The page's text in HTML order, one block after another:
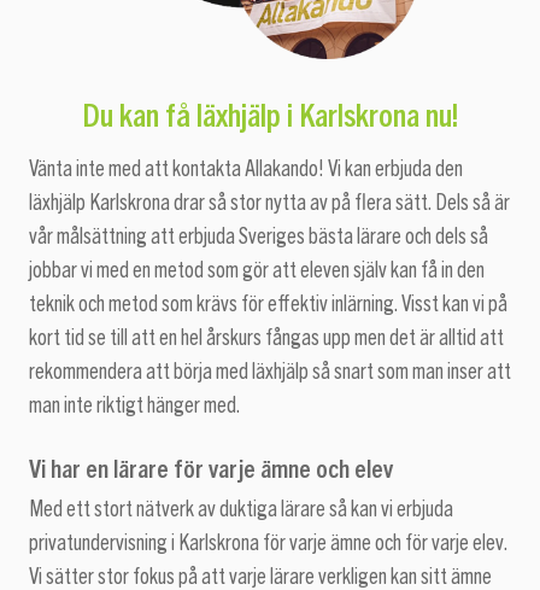
Du kan få läxhjälp i Karlskrona nu!
Vänta inte med att kontakta Allakando! Vi kan erbjuda den
läxhjälp Karlskrona drar så stor nytta av på flera sätt. Dels så är
vår målsättning att erbjuda Sveriges bästa lärare och dels så
jobbar vi med en metod som gör att eleven själv kan få in den
teknik och metod som krävs för effektiv inlärning. Visst kan vi på
kort tid se till att en hel årskurs fångas upp men det är alltid att
rekommendera att börja med läxhjälp så snart som man inser att
man inte riktigt hänger med.
Vi har en lärare för varje ämne och elev
Med ett stort nätverk av duktiga lärare så kan vi erbjuda
privatundervisning i Karlskrona för varje ämne och för varje elev.
Vi sätter stor fokus på att varje lärare verkligen kan sitt ämne